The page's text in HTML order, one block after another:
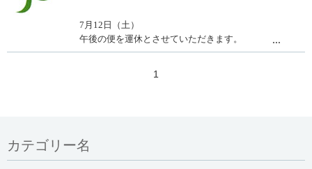
にてお知らせいたします。
7月12日（土）
午後の便を運休とさせていただきます。
（薬師山発8：00北大路発7：45 8：10のみ運行）
ご利用の皆様には、ご不便をおかけ致します。
...
1
カテゴリー名